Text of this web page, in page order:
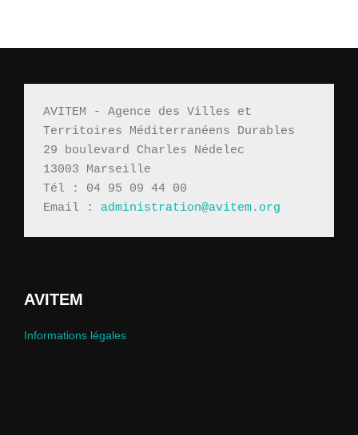
AVITEM - Agence des Villes et
Territoires Méditerranéens Durables
29 boulevard Charles Nédelec
13003 Marseille
Tél : 04 95 09 44 00
Email : administration@avitem.org
AVITEM
Informations légales